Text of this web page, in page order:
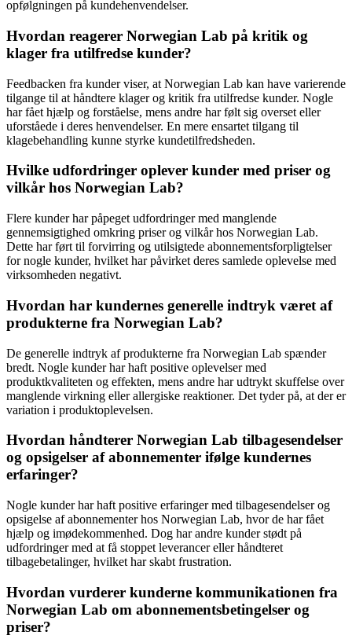
opfølgningen på kundehenvendelser.
Hvordan reagerer Norwegian Lab på kritik og
klager fra utilfredse kunder?
Feedbacken fra kunder viser, at Norwegian Lab kan have varierende
tilgange til at håndtere klager og kritik fra utilfredse kunder. Nogle
har fået hjælp og forståelse, mens andre har følt sig overset eller
uforståede i deres henvendelser. En mere ensartet tilgang til
klagebehandling kunne styrke kundetilfredsheden.
Hvilke udfordringer oplever kunder med priser og
vilkår hos Norwegian Lab?
Flere kunder har påpeget udfordringer med manglende
gennemsigtighed omkring priser og vilkår hos Norwegian Lab.
Dette har ført til forvirring og utilsigtede abonnementsforpligtelser
for nogle kunder, hvilket har påvirket deres samlede oplevelse med
virksomheden negativt.
Hvordan har kundernes generelle indtryk været af
produkterne fra Norwegian Lab?
De generelle indtryk af produkterne fra Norwegian Lab spænder
bredt. Nogle kunder har haft positive oplevelser med
produktkvaliteten og effekten, mens andre har udtrykt skuffelse over
manglende virkning eller allergiske reaktioner. Det tyder på, at der er
variation i produktoplevelsen.
Hvordan håndterer Norwegian Lab tilbagesendelser
og opsigelser af abonnementer ifølge kundernes
erfaringer?
Nogle kunder har haft positive erfaringer med tilbagesendelser og
opsigelse af abonnementer hos Norwegian Lab, hvor de har fået
hjælp og imødekommenhed. Dog har andre kunder stødt på
udfordringer med at få stoppet leverancer eller håndteret
tilbagebetalinger, hvilket har skabt frustration.
Hvordan vurderer kunderne kommunikationen fra
Norwegian Lab om abonnementsbetingelser og
priser?